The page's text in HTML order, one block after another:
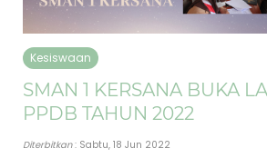
Kesiswaan
SMAN 1 KERSANA BUKA
PPDB TAHUN 2022
Diterbitkan: Sabtu, 18 Jun 2022